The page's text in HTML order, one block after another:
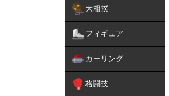
大相撲
フィギュア
カーリング
格闘技